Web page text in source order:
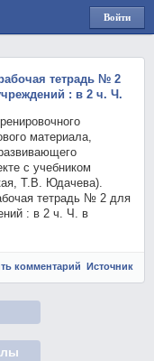
Войти
через
тетрадь № 2
: в 2 ч. Ч.
материала,
с учебником
Т.В. Юдачева).
тетрадь № 2 для
: в 2 ч. Ч. в
комментарий Источник